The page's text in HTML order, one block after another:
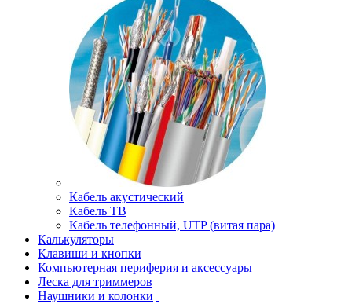
Кабель акустический
Кабель ТВ
Кабель телефонный, UTP (витая пара)
Калькуляторы
Клавиши и кнопки
Компьютерная периферия и аксессуары
Леска для триммеров
Наушники и колонки